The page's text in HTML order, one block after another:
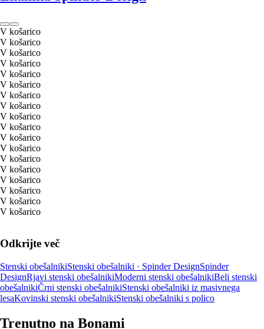
V košarico
V košarico
V košarico
V košarico
V košarico
V košarico
V košarico
V košarico
V košarico
V košarico
V košarico
V košarico
V košarico
V košarico
V košarico
V košarico
V košarico
V košarico
Odkrijte več
Stenski obešalnikiStenski obešalniki · Spinder DesignSpinder
DesignRjavi stenski obešalnikiModerni stenski obešalnikiBeli stenski
obešalnikiČrni stenski obešalnikiStenski obešalniki iz masivnega
lesaKovinski stenski obešalnikiStenski obešalniki s polico
Trenutno na Bonami